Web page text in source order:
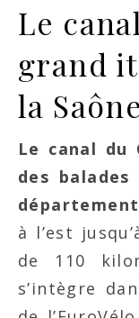
Le
grand
la
Le canal du
des
à l’est
de 110
s’intègre